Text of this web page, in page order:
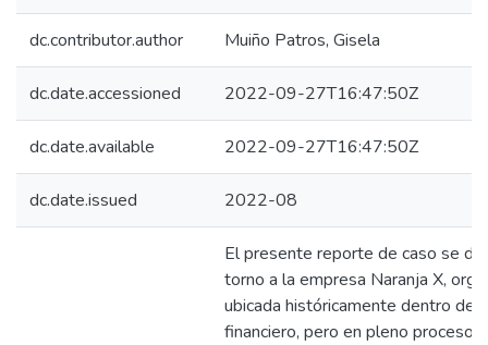
dc.contributor.author Muiño Patros, Gisela
dc.date.accessioned 2022-09-27T16:47:50Z
dc.date.available 2022-09-27T16:47:50Z
dc.date.issued 2022-08
El presente reporte de caso se
torno a la empresa Naranja X,
ubicada históricamente dentro del
financiero, pero en pleno proceso